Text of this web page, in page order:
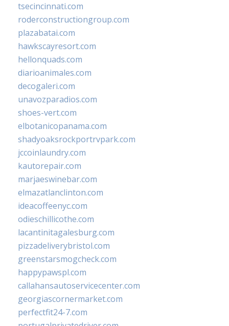
tsecincinnati.com
roderconstructiongroup.com
plazabatai.com
hawkscayresort.com
hellonquads.com
diarioanimales.com
decogaleri.com
unavozparadios.com
shoes-vert.com
elbotanicopanama.com
shadyoaksrockportrvpark.com
jccoinlaundry.com
kautorepair.com
marjaeswinebar.com
elmazatlanclinton.com
ideacoffeenyc.com
odieschillicothe.com
lacantinitagalesburg.com
pizzadeliverybristol.com
greenstarsmogcheck.com
happypawspl.com
callahansautoservicecenter.com
georgiascornermarket.com
perfectfit24-7.com